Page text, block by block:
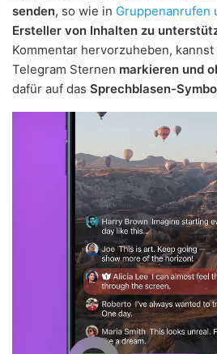
senden, so wie in Gruppenanrufen
Ersteller von Inhalten zu
Kommentar hervorzuheben,
Telegram Sternen markieren und
dafür auf das Sprechblasen-